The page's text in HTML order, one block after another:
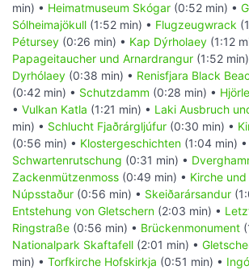
min) • Heimatmuseum Skógar (0:52 min) •
Sólheimajökull (1:52 min) • Flugzeugwrack
Pétursey (0:26 min) • Kap Dýrholaey (1:12
Papageitaucher und Arnardrangur (1:52
Dyrhólaey (0:38 min) • Renisfjara Black
(0:42 min) • Schutzdamm (0:28 min) •
• Vulkan Katla (1:21 min) • Laki Ausbruch
min) • Schlucht Fjaðrárgljúfur (0:30 min) •
(0:56 min) • Klostergeschichten (1:04 min) •
Schwartenrutschung (0:31 min) •
Zackenmützenmoss (0:49 min) • Kirche
Núpsstaður (0:56 min) • Skeiðarársandur
Entstehung von Gletschern (2:03 min) •
Ringstraße (0:56 min) • Brückenmonument
Nationalpark Skaftafell (2:01 min) •
min) • Torfkirche Hofskirkja (0:51 min) •